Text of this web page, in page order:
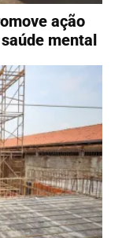
ação
mental